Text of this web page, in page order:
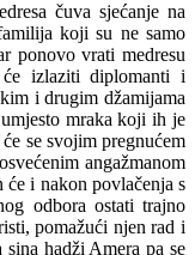
čuva sjećanje na
koji su ne samo
ponovo vrati medresu
izlaziti diplomanti i
i drugim džamijama
mraka koji ih je
se svojim pregnućem
angažmanom
će i nakon povlačenja s
odbora ostati trajno
pomažući njen rad i
hadži Amera pa se